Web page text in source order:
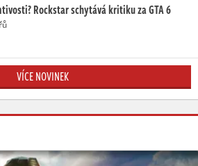
Rockstar schytává kritiku za GTA 6
VÍCE NOVINEK